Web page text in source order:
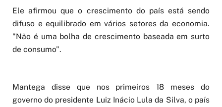
Ele afirmou que o crescimento do país está sendo
difuso e equilibrado em vários setores da economia.
"Não é uma bolha de crescimento baseada em surto
de consumo".
Mantega disse que nos primeiros 18 meses do
governo do presidente Luiz Inácio Lula da Silva, o país